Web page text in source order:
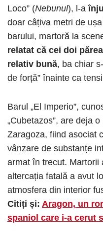
Loco” (Nebunul), l-a
doar câțiva metri de
barului, martoră la
relatat că cei doi
relativ bună, ba chiar
de forță” înainte ca
Barul „El Imperio”,
„Cubetazos”, are deja
Zaragoza, fiind asociat
vânzare de substanțe
armat în trecut. Martorii
altercația fatală a avut
atmosfera din interior
Citiți și: Aragon, un
spaniol care i-a cerut